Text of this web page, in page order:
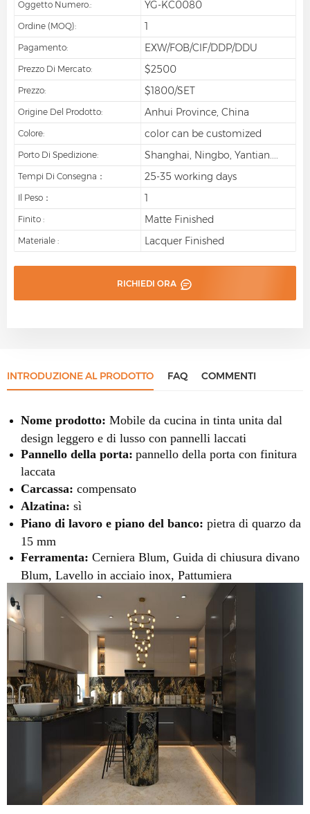
Oggetto Numero.: YG-KC0080
Ordine (MOQ): 1
Pagamento: EXW/FOB/CIF/DDP/DDU
Prezzo Di Mercato: $2500
Prezzo: $1800/SET
Origine Del Prodotto: Anhui Province, China
Colore: color can be customized
Porto Di Spedizione: Shanghai, Ningbo, Yantian....
Tempi Di Consegna： 25-35 working days
Il Peso： 1
Finito : Matte Finished
Materiale : Lacquer Finished
RICHIEDI ORA
INTRODUZIONE AL PRODOTTO FAQ COMMENTI
Nome prodotto: Mobile da cucina in tinta unita dal
design leggero e di lusso con pannelli laccati
Pannello della porta: pannello della porta con finitura
laccata
Carcassa: compensato
Alzatina: sì
Piano di lavoro e piano del banco: pietra di quarzo da
15 mm
Ferramenta: Cerniera Blum, Guida di chiusura divano
Blum, Lavello in acciaio inox, Pattumiera